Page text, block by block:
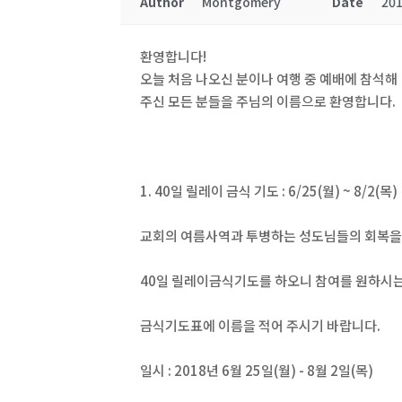
환영합니다!
오늘 처음 나오신 분이나 여행 중 예배에 참석해
주신 모든 분들을 주님의 이름으로 환영합니다.
1. 40일 릴레이 금식 기도 : 6/25(월) ~ 8/2(목)
교회의 여름사역과 투병하는 성도님들의 회복
40일 릴레이금식기도를 하오니 참여를 원하시
금식기도표에 이름을 적어 주시기 바랍니다.
일시 : 2018년 6월 25일(월) - 8월 2일(목)